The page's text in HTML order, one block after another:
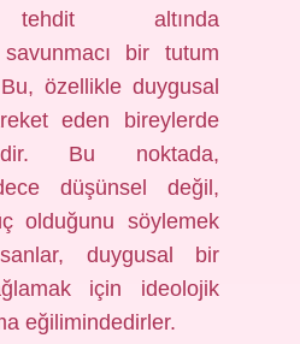
tehdit altında
bir tutum
özellikle duygusal
eden bireylerde
Bu noktada,
düşünsel değil,
olduğunu söylemek
duygusal bir
için ideolojik
eğilimindedirler.